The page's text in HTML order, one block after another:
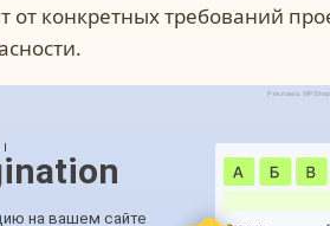
от конкретных требований